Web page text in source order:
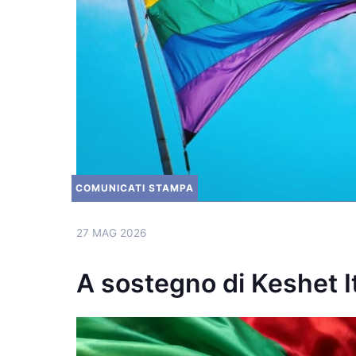
COMUNICATI STAMPA
27 MAG 2026
A sostegno di Keshet